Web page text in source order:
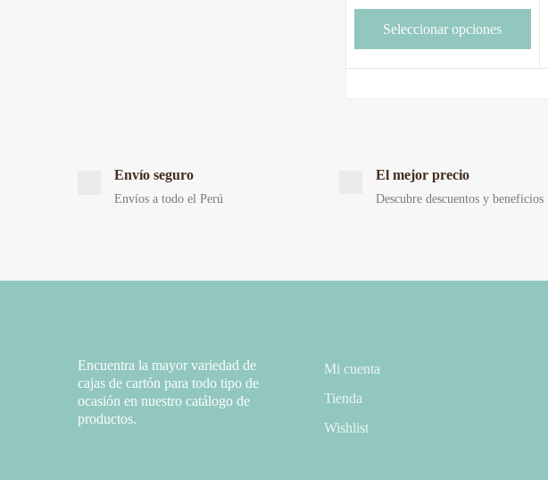
Seleccionar opciones
Envío seguro
Envíos a todo el Perú
El mejor precio
Descubre descuentos y beneficios
Encuentra la mayor variedad de
cajas de cartón para todo tipo de
ocasión en nuestro catálogo de
productos.
Mi cuenta
Tienda
Wishlist